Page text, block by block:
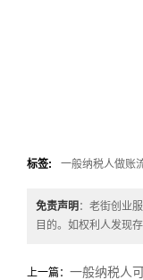
标签: 一般纳税人做账
免责声明 ：老街创业
目的。如权利人发现
上一篇： 一般纳税人